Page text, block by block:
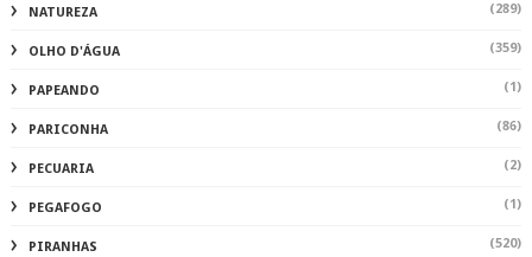
NATUREZA (289)
OLHO D'ÁGUA (359)
PAPEANDO (1)
PARICONHA (86)
PECUARIA (2)
PEGAFOGO (1)
PIRANHAS (520)